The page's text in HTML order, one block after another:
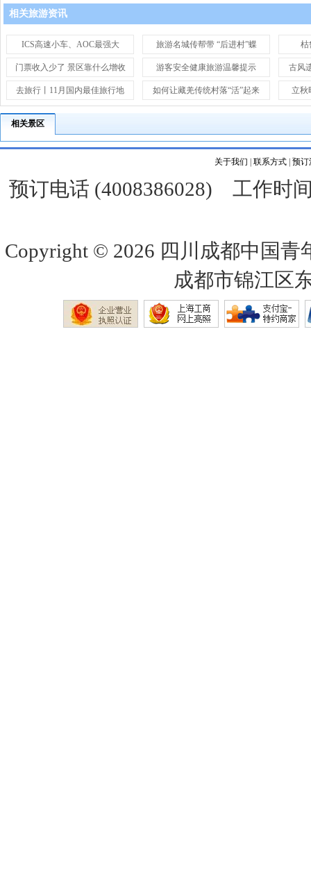
+中
相关旅游资讯
ICS高速小车、AOC最强大 旅游名城传帮带 “后进村”蝶 枯
门票收入少了 景区靠什么增收 游客安全健康旅游温馨提示 古风
去旅行丨11月国内最佳旅行地 如何让藏羌传统村落“活”起来 立秋
相关景区
关于我们 联系方式| 预订
预订电话 (4008386028) 工作时
Copyright © 2026 四川成都中国青
成都市锦江区